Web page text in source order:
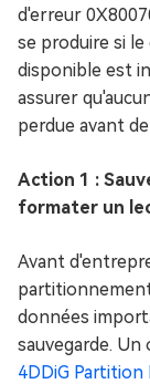
d'erreur
se produire si
disponible est
assurer
perdue avant
Action 1 :
formater un
Avant
données
sauvegarde.
4DDiG Partition